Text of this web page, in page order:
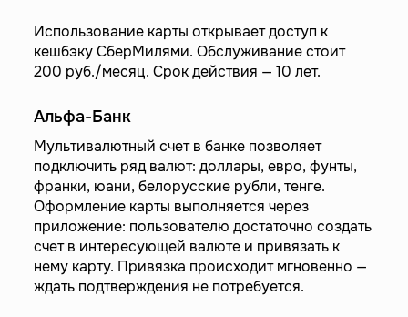
Использование карты открывает доступ к
кешбэку СберМилями. Обслуживание стоит
200 руб./месяц. Срок действия — 10 лет.
Альфа-Банк
Мультивалютный счет в банке позволяет
подключить ряд валют: доллары, евро, фунты,
франки, юани, белорусские рубли, тенге.
Оформление карты выполняется через
приложение: пользователю достаточно создать
счет в интересующей валюте и привязать к
нему карту. Привязка происходит мгновенно —
ждать подтверждения не потребуется.